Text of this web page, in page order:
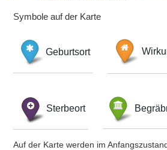
Symbole auf der Karte
Geburtsort
Sterbeort
Auf der Karte werden im